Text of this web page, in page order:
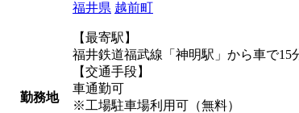
勤務地
福井県 越前町
【最寄駅】
福井鉄道福武線「神明駅」から車で15
【交通手段】
車通勤可
※工場駐車場利用可（無料）